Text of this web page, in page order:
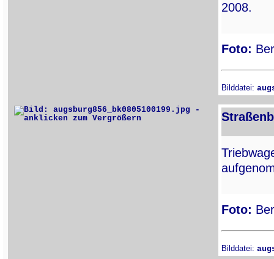
2008.
Foto:
Bilddatei:
Foto:
Bilddatei: